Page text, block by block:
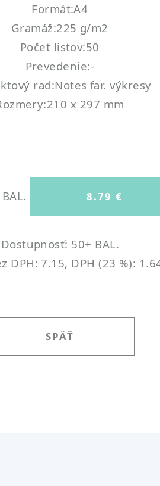
Formát:A4
Gramáž:225 g/m2
Počet listov:50
Prevedenie:-
rad:Notes far. výkresy
x 297 mm
BAL.
Dostupnosť: 50+ BAL.
DPH: 7.15, DPH (23 %):
SPÄŤ